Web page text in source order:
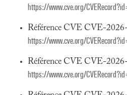
https://www.cve.org/
Référence CVE CVE-
https://www.cve.org/
Référence CVE CVE-
https://www.cve.org/